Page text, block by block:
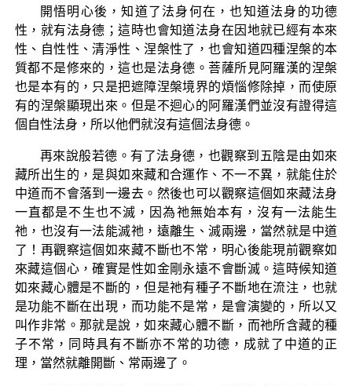
開悟明心後，知道了法身何在，也知道法身的功德
性，就有法身德；這時也會知道法身在因地就已經有本來
性、自性性、清淨性、涅槃性了，也會知道四種涅槃的本
質都不是修來的，這也是法身德。菩薩所見阿羅漢的涅槃
也是本有的，只是把遮障涅槃境界的煩惱修除掉，而使原
有的涅槃顯現出來。但是不迴心的阿羅漢們並沒有證得這
個自性法身，所以他們就沒有這個法身德。
再來說般若德。有了法身德，也觀察到五陰是由如來
藏所出生的，是與如來藏和合運作、不一不異，就能住於
中道而不會落到一邊去。然後也可以觀察這個如來藏法身
一直都是不生也不滅，因為祂無始本有，沒有一法能生
祂，也沒有一法能滅祂，遠離生、滅兩邊，當然就是中道
了！再觀察這個如來藏不斷也不常，明心後能現前觀察如
來藏這個心，確實是性如金剛永遠不會斷滅。這時候知道
如來藏心體是不斷的，但是祂有種子不斷地在流注，也就
是功能不斷在出現，而功能不是常，是會演變的，所以又
叫作非常。那就是說，如來藏心體不斷，而祂所含藏的種
子不常，同時具有不斷亦不常的功德，成就了中道的正
理，當然就離開斷、常兩邊了。